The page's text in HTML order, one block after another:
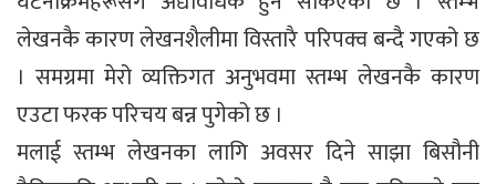
लेखनकै कारण लेखनशैलीमा विस्तारै परिपक्व बन्दै गएको छ
। समग्रमा मेरो व्यक्तिगत अनुभवमा स्तम्भ लेखनकै कारण
एउटा फरक परिचय बन्न पुगेको छ ।
मलाई स्तम्भ लेखनका लागि अवसर दिने साझा बिसौनी